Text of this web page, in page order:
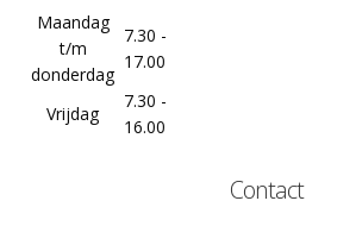
Maandag
t/m
donderdag
7.30 -
17.00
Vrijdag
7.30 -
16.00
Contact